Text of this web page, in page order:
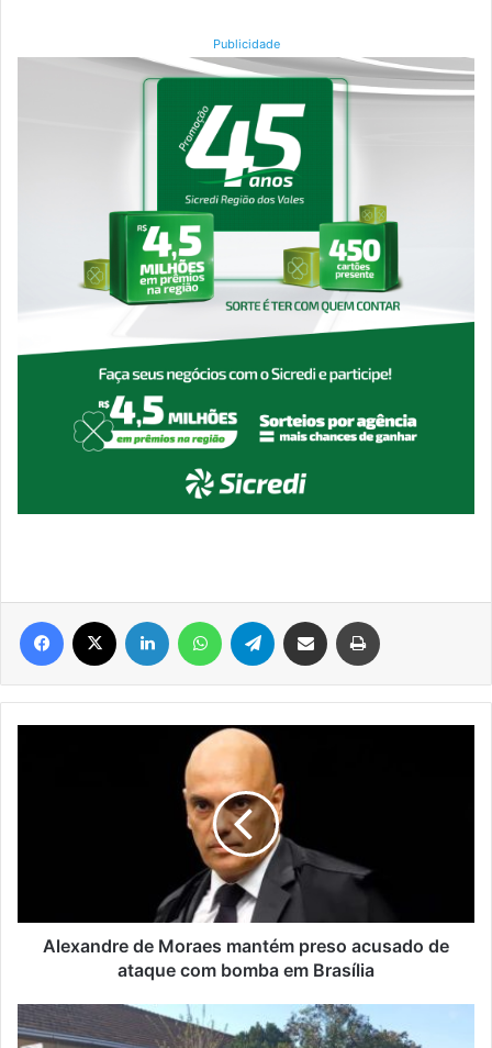
Publicidade
Facebook Linkedin WhatsAppTelegram Compartilhar via e-mail
com
bombaAlexandre de Moraes mantém preso acusado de
ataque com bomba em Brasília
Ataque
em